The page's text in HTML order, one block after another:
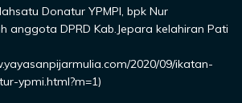
Donatur YPMPI, bpk Nur
anggota DPRD Kab.Jepara kelahiran Pati
2020/09/ikatan-
ypmi.html?m=1)